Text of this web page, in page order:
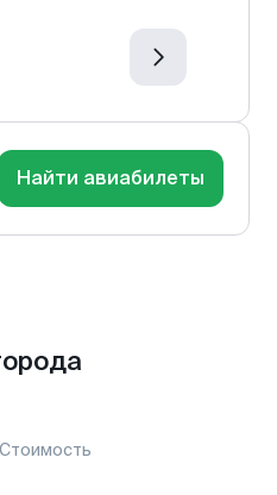
Найти авиабилеты
Стоимость